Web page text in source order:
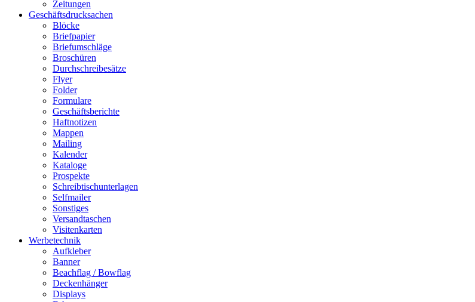
Zeitungen
Geschäftsdrucksachen
Blöcke
Briefpapier
Briefumschläge
Broschüren
Durchschreibesätze
Flyer
Folder
Formulare
Geschäftsberichte
Haftnotizen
Mappen
Mailing
Kalender
Kataloge
Prospekte
Schreibtischunterlagen
Selfmailer
Sonstiges
Versandtaschen
Visitenkarten
Werbetechnik
Aufkleber
Banner
Beachflag / Bowflag
Deckenhänger
Displays